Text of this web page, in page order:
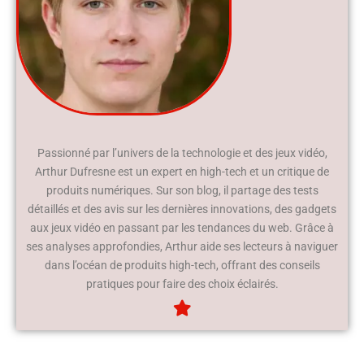
Passionné par l’univers de la technologie et des jeux vidéo,
Arthur Dufresne est un expert en high-tech et un critique de
produits numériques. Sur son blog, il partage des tests
détaillés et des avis sur les dernières innovations, des gadgets
aux jeux vidéo en passant par les tendances du web. Grâce à
ses analyses approfondies, Arthur aide ses lecteurs à naviguer
dans l’océan de produits high-tech, offrant des conseils
pratiques pour faire des choix éclairés.